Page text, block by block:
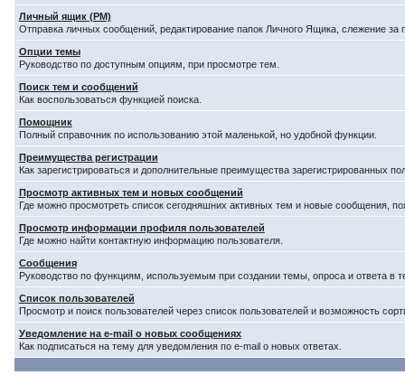
Личный ящик (PM)
Отправка личных сообщений, редактирование папок Личного Ящика, слежение
Опции темы
Руководство по доступным опциям, при просмотре тем.
Поиск тем и сообщений
Как воспользоваться функцией поиска.
Помощник
Полный справочник по использованию этой маленькой, но удобной функции.
Преимущества регистрации
Как зарегистрироваться и дополнительные преимущества зарегистрированных
Просмотр активных тем и новых сообщений
Где можно просмотреть список сегодняшних активных тем и новые сообщения,
Просмотр информации профиля пользователей
Где можно найти контактную информацию пользователя.
Сообщения
Руководство по функциям, используемым при создании темы, опроса и ответа в
Список пользователей
Просмотр и поиск пользователей через список пользователей и возможность
Уведомление на e-mail о новых сообщениях
Как подписаться на тему для уведомления по e-mail о новых ответах.